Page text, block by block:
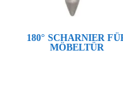
180° SCHARNIER
MÖBELTÜR